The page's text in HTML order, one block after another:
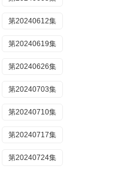
第20240612集
第20240619集
第20240626集
第20240703集
第20240710集
第20240717集
第20240724集